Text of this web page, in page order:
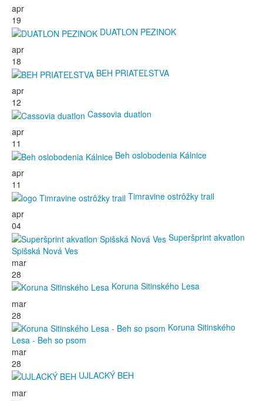
apr
19
DUATLON PEZINOK
apr
18
BEH PRIATEĽSTVA
apr
12
Cassovia duatlon
apr
11
Beh oslobodenia Kálnice
apr
11
Timravine ostrôžky trail
apr
04
Superšprint akvatlon
Spišská Nová Ves
mar
28
Koruna Sitinského Lesa
mar
28
Koruna Sitinského
Lesa - Beh so psom
mar
28
UJLACKÝ BEH
mar